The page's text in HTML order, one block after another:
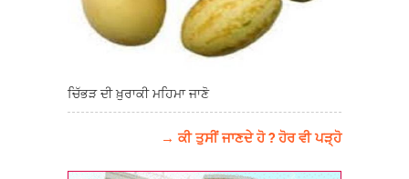
ਚਿੱਭੜ ਦੀ ਖ਼ੁਰਾਕੀ ਮਹਿਮਾ ਜਾਣੋ
→ ਕੀ ਤੁਸੀਂ ਜਾਣਦੇ ਹੋ ? ਹੋਰ ਵੀ ਪੜ੍ਹੋ